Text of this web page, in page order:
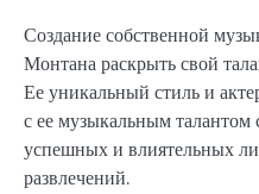
Создание собственной
Монтана раскрыть свой
Ее уникальный стиль и
с ее музыкальным талантом
успешных и влиятельных
развлечений.